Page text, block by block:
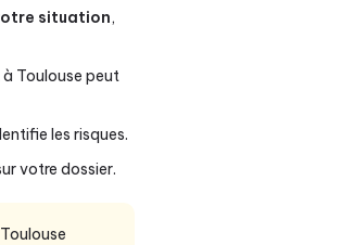
situation,
Toulouse peut
les risques.
votre dossier.